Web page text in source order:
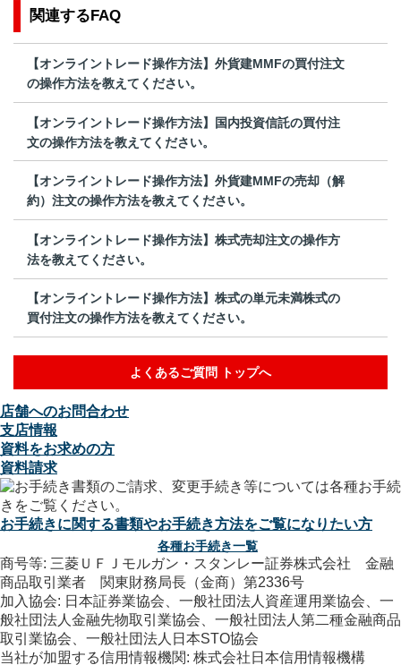
関連するFAQ
【オンライントレード操作方法】外貨建MMFの買付注文
の操作方法を教えてください。
【オンライントレード操作方法】国内投資信託の買付注
文の操作方法を教えてください。
【オンライントレード操作方法】外貨建MMFの売却（解
約）注文の操作方法を教えてください。
【オンライントレード操作方法】株式売却注文の操作方
法を教えてください。
【オンライントレード操作方法】株式の単元未満株式の
買付注文の操作方法を教えてください。
よくあるご質問 トップへ
店舗へのお問合わせ
支店情報
資料をお求めの方
資料請求
お手続きに関する書類やお手続き方法をご覧になりたい方
各種お手続き一覧
商号等: 三菱ＵＦＪモルガン・スタンレー証券株式会社 金融
商品取引業者 関東財務局長（金商）第2336号
加入協会: 日本証券業協会、一般社団法人資産運用業協会、一
般社団法人金融先物取引業協会、一般社団法人第二種金融商品
取引業協会、一般社団法人日本STO協会
当社が加盟する信用情報機関: 株式会社日本信用情報機構